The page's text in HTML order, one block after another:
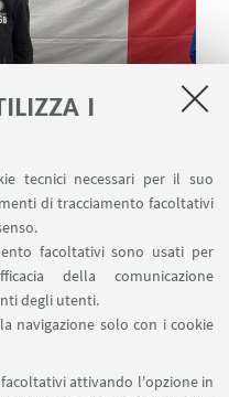
I
tecnici necessari per il suo
di tracciamento facoltativi
facoltativi sono usati per
della comunicazione
degli utenti.
navigazione solo con i cookie
attivando l'opzione in